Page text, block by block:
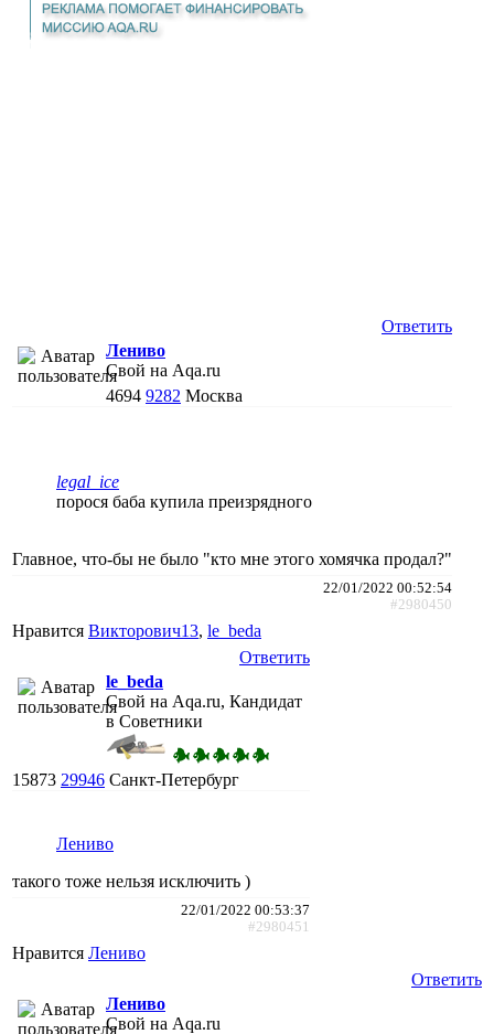
Ответить
Лениво
Свой на Aqa.ru
4694 9282 Москва
legal_ice
порося баба купила преизрядного
Главное, что-бы не было "кто мне этого хомячка продал?"
22/01/2022 00:52:54
#2980450
Нравится Викторович13, le_beda
Ответить
le_beda
Свой на Aqa.ru, Кандидат
в Советники
15873 29946 Санкт-Петербург
Лениво
такого тоже нельзя исключить )
22/01/2022 00:53:37
#2980451
Нравится Лениво
Ответить
Лениво
Свой на Aqa.ru